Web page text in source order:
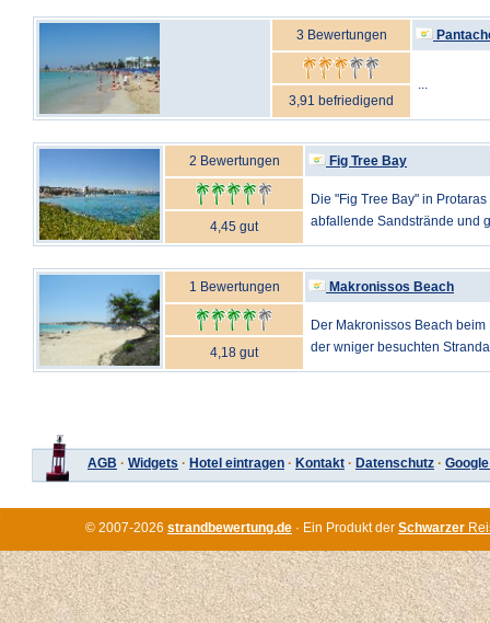
3 Bewertungen
...
3,91 befriedigend
2 Bewertungen Fig Tree Bay
Die "Fig Tree Bay" in
abfallende Sandstrände und
4,45 gut
1 Bewertungen Makronissos Beach
Der Makronissos Beach
der wniger besuchten
4,18 gut
AGB · Widgets · Hotel eintragen · Kontakt · Datenschutz ·
© 2007-2026 strandbewertung.de · Ein Produkt der Schwarzer